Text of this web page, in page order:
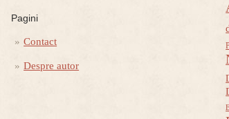
Pagini
Contact
Despre autor